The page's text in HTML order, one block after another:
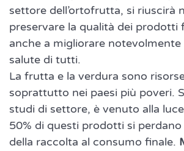
settore dell’ortofrutta, si riuscirà
preservare la qualità dei prodotti
anche a migliorare
salute di tutti.
La frutta e la verdura sono
soprattutto nei paesi più poveri.
studi di settore, è venuto alla
50% di questi prodotti si
della raccolta al consumo finale.